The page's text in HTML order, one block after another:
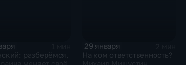
разберёмся,
29 января
На ком ответственность?